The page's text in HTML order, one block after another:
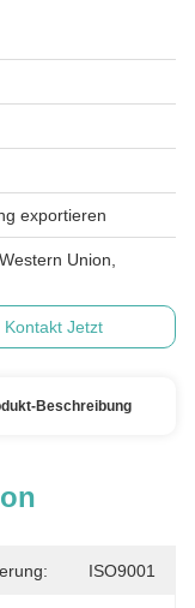
exportieren
Union,
Kontakt Jetzt
Beschreibung
ISO9001